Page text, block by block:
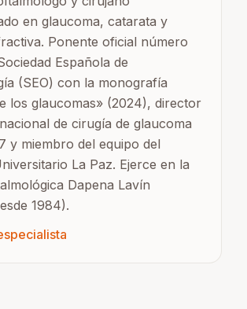
en glaucoma, catarata y
Ponente oficial número
Española de
(SEO) con la monografía
los glaucomas» (2024), director
de cirugía de glaucoma
y miembro del equipo del
La Paz. Ejerce en la
Dapena Lavín
1984).